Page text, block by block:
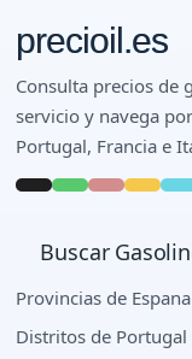
precioil.es
Consulta precios de
servicio y navega
Portugal, Francia e
Buscar
Provincias de Espana
Distritos de Portugal